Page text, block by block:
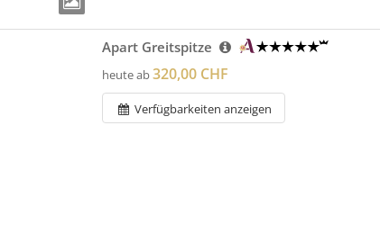
Apart Greitspitze
heute ab320,00 CHF
Verfügbarkeiten anzeigen